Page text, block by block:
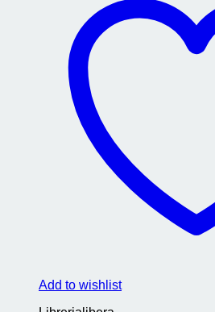
Add to wishlist